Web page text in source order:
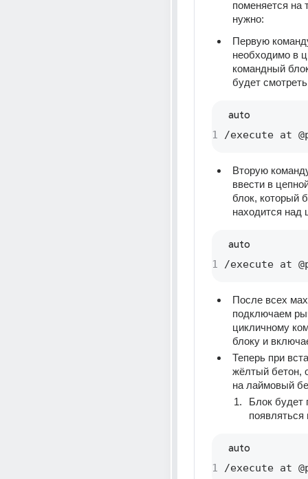
поменяется на
нужно:
Первую
необходимо в
командный
будет
auto
1 /execute at
Вторую
ввести в
блок, который
находится над
auto
1 /execute at
После всех
подключаем
цикличному
блоку и
Теперь при
жёлтый бетон,
на лаймовый
Блок будет
появляться
auto
1 /execute at